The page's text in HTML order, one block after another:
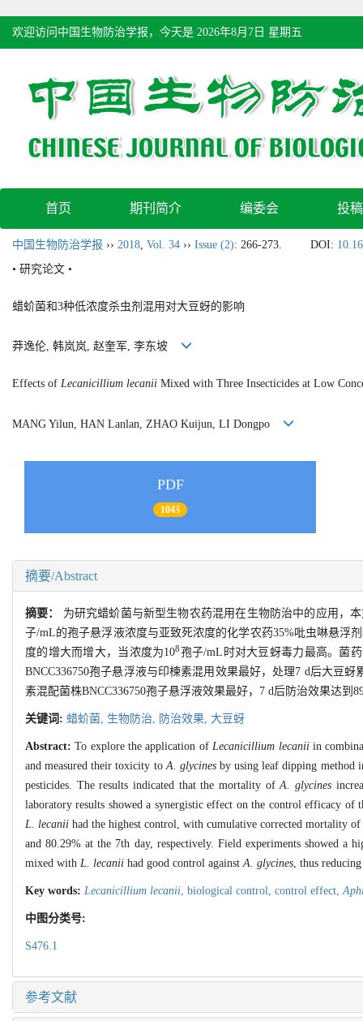
欢迎访问中国生物防治学报，今天是 2026年8月7日 星期五
首页 期刊简介 编委会 投
中国生物防治学报 ›› 2018, Vol. 34 ›› Issue (2): 266-273. DOI:
• 研究论文 •
蜡蚧菌和3种低浓度杀虫剂混用对大豆蚜的影响
莽逸伦, 韩岚岚, 赵奎军, 李东坡
Effects of Lecanicillium lecanii Mixed with Three Insecticides at Low
MANG Yilun, HAN Lanlan, ZHAO Kuijun, LI Dongpo
PDF
1043
摘要/Abstract
摘要： 为研究蜡蚧菌与新型生物农药混用在生物防治中的应用，
子/mL的孢子悬浮液浓度与亚致死浓度的化学农药35%吡虫啉悬浮
度的增大而增大，当浓度为108孢子/mL时对大豆蚜毒力最高。菌
BNCC336750孢子悬浮液与印楝素混用效果最好，处理7 d后大豆
素混配菌株BNCC336750孢子悬浮液效果最好，7 d后防治效果达到
关键词: 蜡蚧菌, 生物防治, 防治效果, 大豆蚜
Abstract:To explore the application ofLecanicillium lecaniiin
and measured their toxicity toA. glycinesby using leaf dipping method
pesticides. The results indicated that the mortality ofA. glycines
laboratory results showed a synergistic effect on the control efficacy
L. lecanii had the highest control, with cumulative corrected mortality
and 80.29% at the 7th day, respectively. Field experiments showed
mixed with L. lecanii had good control againstA. glycines, thus
Key words: Lecanicillium lecanii, biological control, control effect,
中图分类号:
S476.1
参考文献